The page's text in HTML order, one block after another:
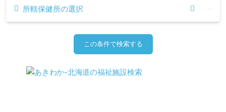
所轄保健所の選択
この条件で検索する